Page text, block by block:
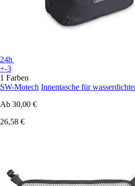
24h
+-3
1 Farben
SW-Motech Innentasche für
Ab 30,00 €
26,58 €